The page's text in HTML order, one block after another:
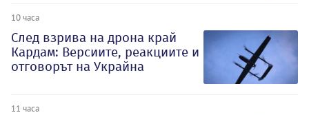
10 часа
След взрива на дрона край
Кардам: Версиите, реакциите и
отговорът на Украйна
11 часа